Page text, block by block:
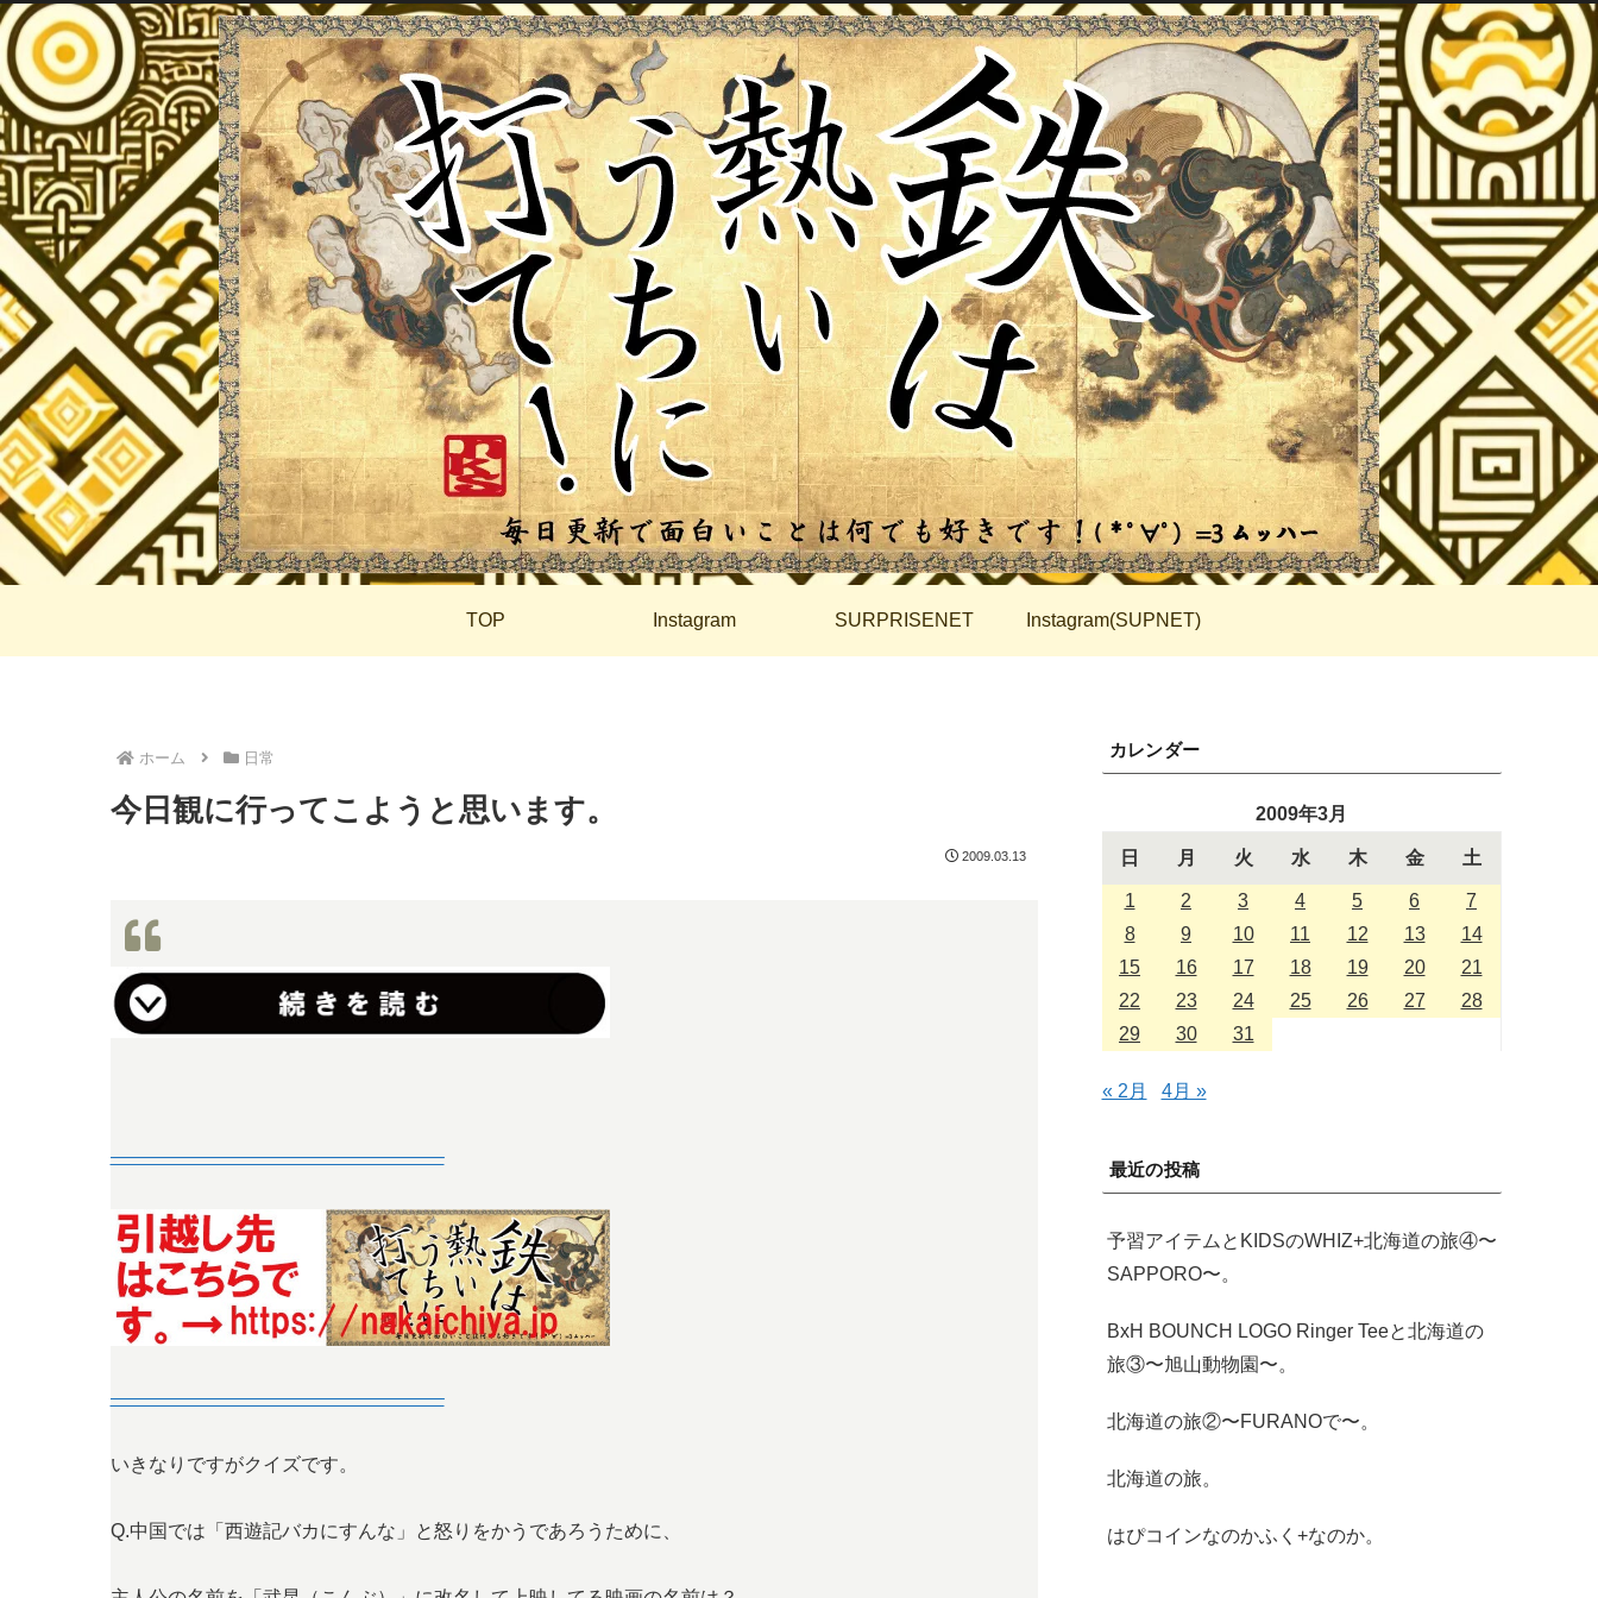
TOP Instagram SURPRISENET Instagram(SUPNET)
ホーム 日常
今日観に行ってこようと思います。
2009.03.13
—————————————————–
—————————————————–
いきなりですがクイズです。
Q.中国では「西遊記バカにすんな」と怒りをかうであろうために、
カレンダー
2009年3月
日 月 火 水 木 金 土
1 2 3 4 5 6
7
8
9 10 11 12 13
14
15
16 17 18 19 20
21
22
23 24 25 26 27
28
29
30 31
« 2月 4月 »
最近の投稿
予習アイテムとKIDSのWHIZ+北海道の旅④〜
SAPPORO〜。
BxH BOUNCH LOGO Ringer Teeと北海道の
旅③〜旭山動物園〜。
北海道の旅②〜FURANOで〜。
北海道の旅。
はぴコインなのかふく+なのか。